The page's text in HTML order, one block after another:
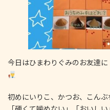
今日はひまわりぐみのお友達
初めにいりこ、かつお、こん